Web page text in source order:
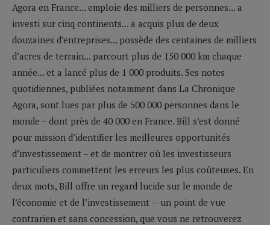
Agora en France... emploie des milliers de personnes... a
investi sur cinq continents... a acquis plus de deux
douzaines d’entreprises... possède des centaines de milliers
d’acres de terrain... parcourt plus de 150 000 km chaque
année... et a lancé plus de 1 000 produits. Ses notes
quotidiennes, publiées notamment dans La Chronique
Agora, sont lues par plus de 500 000 personnes dans le
monde – dont près de 40 000 en France. Bill s’est donné
pour mission d’identifier les meilleures opportunités
d’investissement – et de montrer où les investisseurs
particuliers commettent les erreurs les plus coûteuses. En
deux mots, Bill offre un regard lucide sur le monde de
l’économie et de l’investissement -- un point de vue
contrarien et sans concession, que vous ne retrouverez